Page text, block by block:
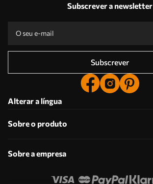
Subscrever a newsletter
Subscrever
Alterar a língua
Sobre o produto
Sobre a empresa